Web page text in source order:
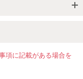
項に記載がある場合を